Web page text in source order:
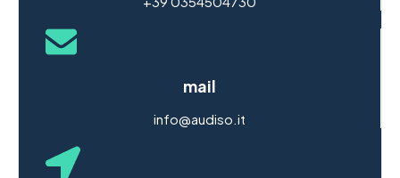
mail
info@audiso.it